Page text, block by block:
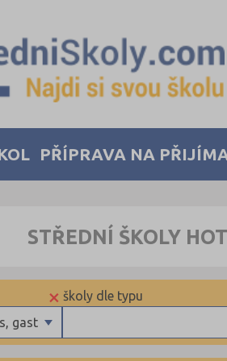
PŘÍPRAVA NA
STŘEDNÍ ŠKOLY
školy dle typu
×
gastronomie